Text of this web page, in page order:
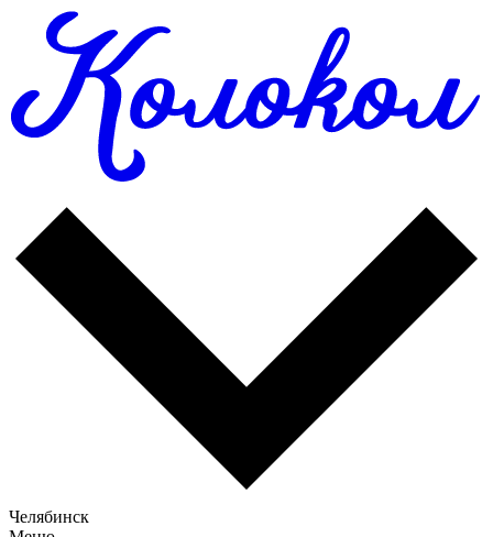
Челябинск